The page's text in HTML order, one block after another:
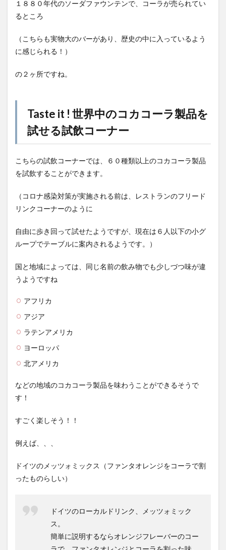
１８８０年代のソーダファウンテンで、コーラが売られてい
るところ
（こちらも実物大のバーがあり、歴史の中に入っているよう
に感じられる！）
の２ヶ所ですね。
Taste it ! 世界中のコカコーラ製品を
試せる試飲コーナー
こちらの試飲コーナーでは、６０種類以上のコカコーラ製品
を試飲することができます。
（コロナ感染対策が実施される前は、レストランのフリード
リンクコーナーのように
自由に歩き回って試せたようですが、現在は６人以下の小グ
ループでテーブルに案内されるようです。）
国と地域によっては、同じ名前の飲み物でも少しづつ味が違
うようですね
アフリカ
アジア
ラテンアメリカ
ヨーロッパ
北アメリカ
などの地域のコカコーラ製品を味わうことができるそうで
す！
すごく楽しそう！！
例えば、、、
ドイツのメッツォミックス（ファンタオレンジをコーラで割
ったものらしい）
ドイツのローカルドリンク、メッツォミック
ス。
簡単に説明するならオレンジフレーバーのコー